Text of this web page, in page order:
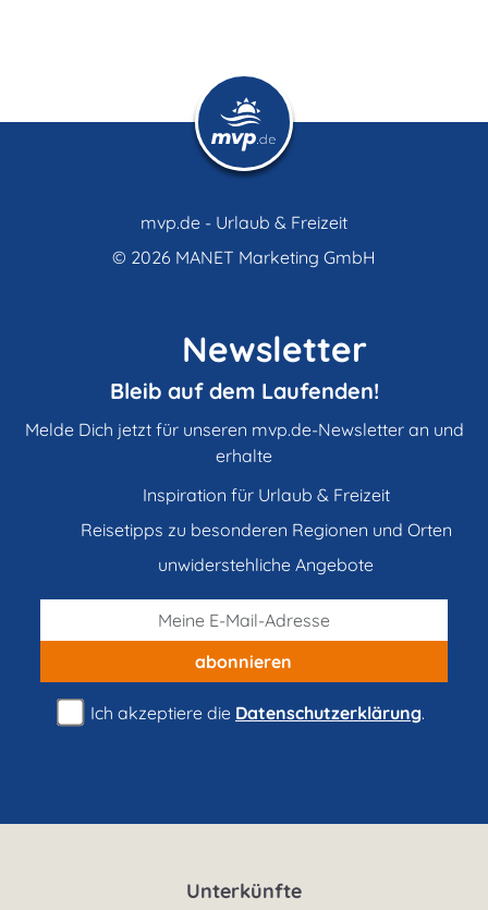
mvp.de - Urlaub & Freizeit
© 2026 MANET Marketing GmbH
Newsletter
Bleib auf dem Laufenden!
Melde Dich jetzt für unseren mvp.de-Newsletter an und
erhalte
Inspiration für Urlaub & Freizeit
Reisetipps zu besonderen Regionen und Orten
unwiderstehliche Angebote
abonnieren
Ich akzeptiere die Datenschutzerklärung.
Unterkünfte